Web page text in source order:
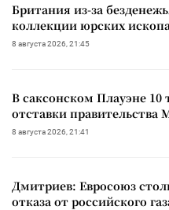
Британия из-за
коллекции юрских
8 августа 2026, 21:45
В саксонском Плауэне 10
отставки правительства
8 августа 2026, 21:41
Дмитриев: Евросоюз
отказа от российского